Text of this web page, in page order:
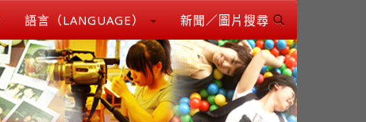
語言（LANGUAGE） 新聞／圖片搜尋